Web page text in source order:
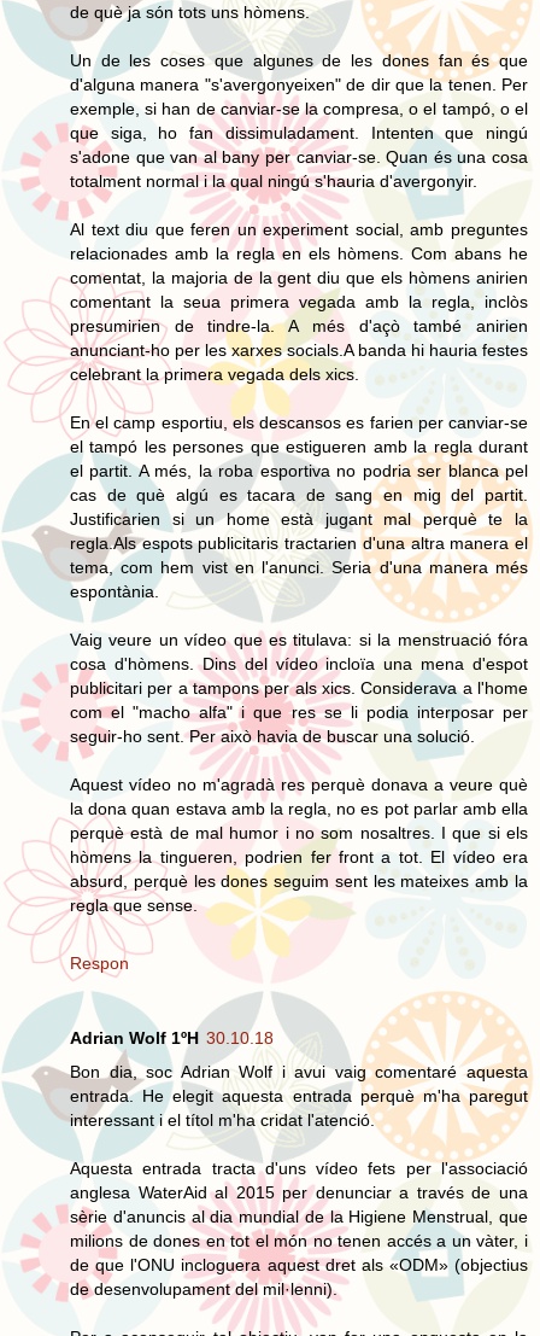
de què ja són tots uns hòmens.
Un de les coses que algunes de les dones fan és que
d'alguna manera "s'avergonyeixen" de dir que la tenen. Per
exemple, si han de canviar-se la compresa, o el tampó, o el
que siga, ho fan dissimuladament. Intenten que ningú
s'adone que van al bany per canviar-se. Quan és una cosa
totalment normal i la qual ningú s'hauria d'avergonyir.
Al text diu que feren un experiment social, amb preguntes
relacionades amb la regla en els hòmens. Com abans he
comentat, la majoria de la gent diu que els hòmens anirien
comentant la seua primera vegada amb la regla, inclòs
presumirien de tindre-la. A més d'açò també anirien
anunciant-ho per les xarxes socials.A banda hi hauria festes
celebrant la primera vegada dels xics.
En el camp esportiu, els descansos es farien per canviar-se
el tampó les persones que estigueren amb la regla durant
el partit. A més, la roba esportiva no podria ser blanca pel
cas de què algú es tacara de sang en mig del partit.
Justificarien si un home està jugant mal perquè te la
regla.Als espots publicitaris tractarien d'una altra manera el
tema, com hem vist en l'anunci. Seria d'una manera més
espontània.
Vaig veure un vídeo que es titulava: si la menstruació fóra
cosa d'hòmens. Dins del vídeo incloïa una mena d'espot
publicitari per a tampons per als xics. Considerava a l'home
com el "macho alfa" i que res se li podia interposar per
seguir-ho sent. Per això havia de buscar una solució.
Aquest vídeo no m'agradà res perquè donava a veure què
la dona quan estava amb la regla, no es pot parlar amb ella
perquè està de mal humor i no som nosaltres. I que si els
hòmens la tingueren, podrien fer front a tot. El vídeo era
absurd, perquè les dones seguim sent les mateixes amb la
regla que sense.
Respon
Adrian Wolf 1ºH 30.10.18
Bon dia, soc Adrian Wolf i avui vaig comentaré aquesta
entrada. He elegit aquesta entrada perquè m'ha paregut
interessant i el títol m'ha cridat l'atenció.
Aquesta entrada tracta d'uns vídeo fets per l'associació
anglesa WaterAid al 2015 per denunciar a través de una
sèrie d'anuncis al dia mundial de la Higiene Menstrual, que
milions de dones en tot el món no tenen accés a un vàter, i
de que l'ONU incloguera aquest dret als «ODM» (objectius
de desenvolupament del mil·lenni).